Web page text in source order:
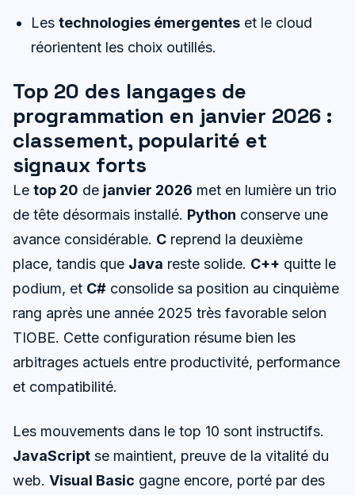
Lestechnologies émergentes et le cloud
réorientent les choix outillés.
Top 20 des langages de
programmation en janvier 2026 :
classement, popularité et
signaux forts
Le top 20 de janvier 2026 met en lumière un trio
de tête désormais installé. Python conserve une
avance considérable. C reprend la deuxième
place, tandis que Java reste solide. C++ quitte le
podium, et C# consolide sa position au cinquième
rang après une année 2025 très favorable selon
TIOBE. Cette configuration résume bien les
arbitrages actuels entre productivité, performance
et compatibilité.
Les mouvements dans le top 10 sont instructifs.
JavaScript se maintient, preuve de la vitalité du
web. Visual Basic gagne encore, porté par des